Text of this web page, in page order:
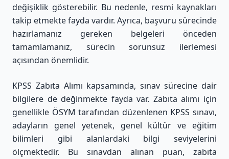
değişiklik gösterebilir. Bu nedenle, resmi kaynakları
takip etmekte fayda vardır. Ayrıca, başvuru sürecinde
hazırlamanız gereken belgeleri önceden
tamamlamanız, sürecin sorunsuz ilerlemesi
açısından önemlidir.
KPSS Zabıta Alımı kapsamında, sınav sürecine dair
bilgilere de değinmekte fayda var. Zabıta alımı için
genellikle ÖSYM tarafından düzenlenen KPSS sınavı,
adayların genel yetenek, genel kültür ve eğitim
bilimleri gibi alanlardaki bilgi seviyelerini
ölçmektedir. Bu sınavdan alınan puan, zabıta